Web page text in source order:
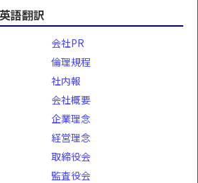
語翻訳
会社PR
倫理規程
社内報
会社概要
企業理念
経営理念
取締役会
監査役会